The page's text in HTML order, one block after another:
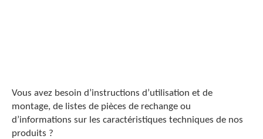
Vous avez besoin d’instructions d’utilisation et de
montage, de listes de pièces de rechange ou
d’informations sur les caractéristiques techniques de nos
produits ?